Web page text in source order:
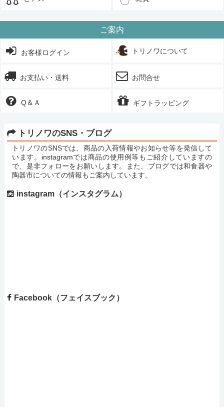
ご案内
お客様ログイン トリノワについて
お支払い・送料 お問合せ
Q＆Ａ ギフトラッピング
トリノワのSNS・ブログ
トリノワのSNSでは、商品の入荷情報やお知らせ等を発信して
います。instagramでは商品の使用例等もご紹介していますの
で、是非フォローをお願いします。また、ブログでは和食器や
陶器市についての情報もご案内しています。
instagram（インスタグラム）
Facebook（フェイスブック）